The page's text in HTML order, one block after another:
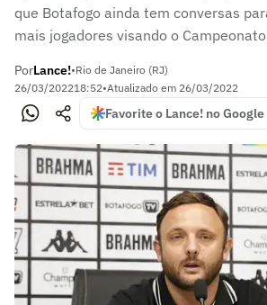
que Botafogo ainda tem conversas
mais jogadores visando o
PorLance!•Rio de Janeiro (RJ)
26/03/202218:52•Atualizado em 26/03/2022
Favorite o Lance! no Google